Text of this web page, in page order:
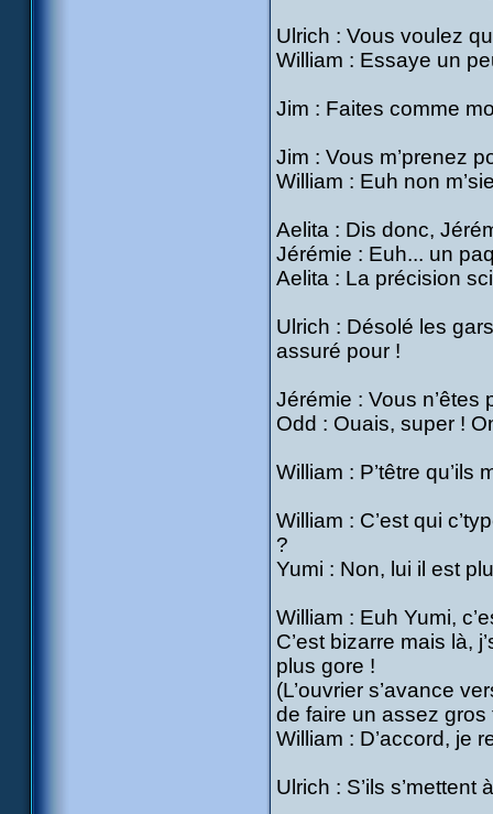
Ulrich : Vous voulez
William : Essaye un
Jim : Faites comme
Jim : Vous m’prenez
William : Euh non
Aelita : Dis donc,
Jérémie : Euh... un
Aelita : La précision
Ulrich : Désolé les
assuré pour !
Jérémie : Vous n’êtes
Odd : Ouais, super !
William : P’têtre qu’ils
William : C’est qui
?
Yumi : Non, lui il est
William : Euh Yumi,
C’est bizarre mais là,
plus gore !
(L’ouvrier s’avance
de faire un assez gros
William : D’accord, je
Ulrich : S’ils